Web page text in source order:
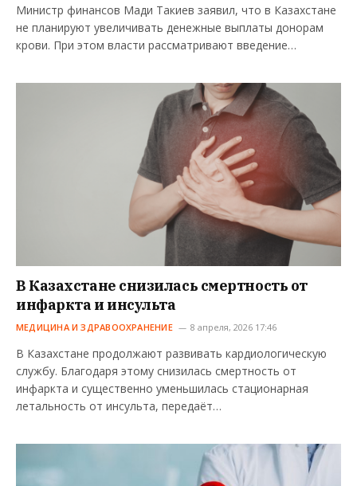
Министр финансов Мади Такиев заявил, что в Казахстане
не планируют увеличивать денежные выплаты донорам
крови. При этом власти рассматривают введение…
В Казахстане снизилась смертность от
инфаркта и инсульта
МЕДИЦИНА И ЗДРАВООХРАНЕНИЕ 8 апреля, 2026 17:46
В Казахстане продолжают развивать кардиологическую
службу. Благодаря этому снизилась смертность от
инфаркта и существенно уменьшилась стационарная
летальность от инсульта, передаёт…